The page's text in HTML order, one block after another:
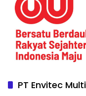
PT Envitec